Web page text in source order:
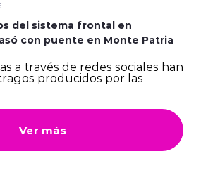
del sistema frontal en
con puente en Monte Patria
a través de redes sociales han
producidos por las
Ver más